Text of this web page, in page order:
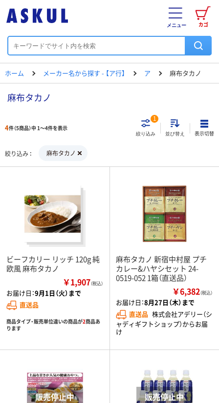
カゴ
メニュー
ホーム メーカー名から探す - 【ア行】 ア 麻布タカノ
麻布タカノ
4件（5商品）中 1～4件を表示
絞り込み
1
並び替え 表示切替
絞り込み 麻布タカノ
ビーフカリー リッチ 120g 純
欧風 麻布タカノ
￥1,907（税込）
お届け日：9月1日（火）まで
直送品
商品タイプ・販売単位違いの商品が2商品あ
ります
麻布タカノ 新宿中村屋 プチ
カレー&ハヤシセット 24-
0519-052 1箱（直送品）
￥6,382（税込）
お届け日：8月27日（木）まで
直送品 株式会社アデリー（シ
ャディギフトショップ）からお届
け